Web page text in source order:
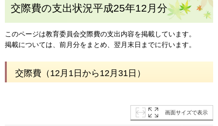
交際費の支出状況平成25年12月分
このページは教育委員会交際費の支出内容を掲載しています。
掲載については、前月分をまとめ、翌月末日までに行います。
交際費（12月1日から12月31日）
画面サイズで表示